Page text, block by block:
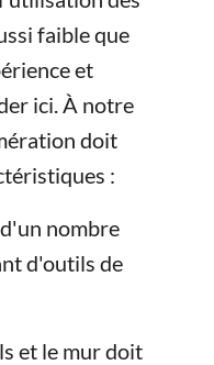
faible que
et
ici. À notre
doit
:
nombre
d'outils de
et le mur doit